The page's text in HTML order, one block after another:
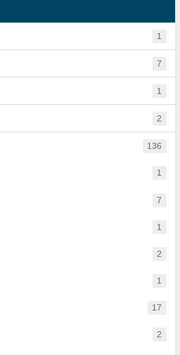
1
7
1
2
136
1
7
1
2
1
17
2